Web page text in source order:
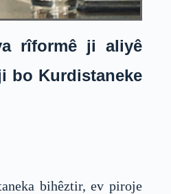
rîformê ji aliyê
bo Kurdistaneke
bihêztir, ev piroje